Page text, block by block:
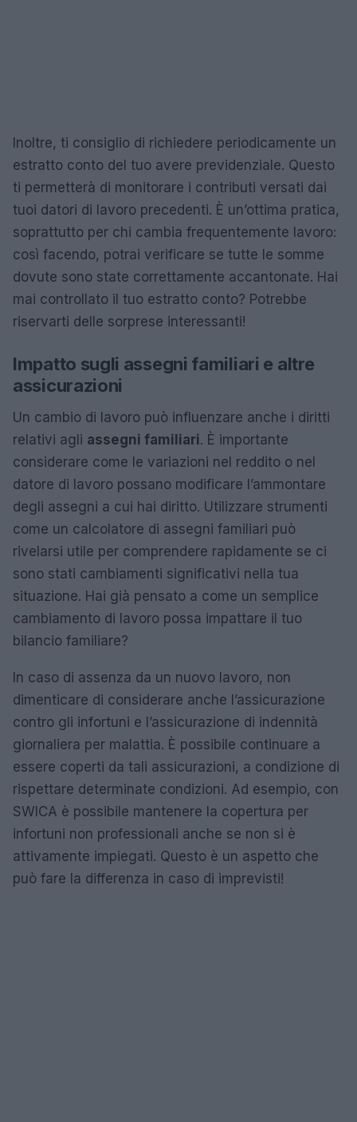
Inoltre, ti consiglio di richiedere periodicamente un
estratto conto del tuo avere previdenziale. Questo
ti permetterà di monitorare i contributi versati dai
tuoi datori di lavoro precedenti. È un’ottima pratica,
soprattutto per chi cambia frequentemente lavoro:
così facendo, potrai verificare se tutte le somme
dovute sono state correttamente accantonate. Hai
mai controllato il tuo estratto conto? Potrebbe
riservarti delle sorprese interessanti!
Impatto sugli assegni familiari e altre
assicurazioni
Un cambio di lavoro può influenzare anche i diritti
relativi agli assegni familiari. È importante
considerare come le variazioni nel reddito o nel
datore di lavoro possano modificare l’ammontare
degli assegni a cui hai diritto. Utilizzare strumenti
come un calcolatore di assegni familiari può
rivelarsi utile per comprendere rapidamente se ci
sono stati cambiamenti significativi nella tua
situazione. Hai già pensato a come un semplice
cambiamento di lavoro possa impattare il tuo
bilancio familiare?
In caso di assenza da un nuovo lavoro, non
dimenticare di considerare anche l’assicurazione
contro gli infortuni e l’assicurazione di indennità
giornaliera per malattia. È possibile continuare a
essere coperti da tali assicurazioni, a condizione di
rispettare determinate condizioni. Ad esempio, con
SWICA è possibile mantenere la copertura per
infortuni non professionali anche se non si è
attivamente impiegati. Questo è un aspetto che
può fare la differenza in caso di imprevisti!